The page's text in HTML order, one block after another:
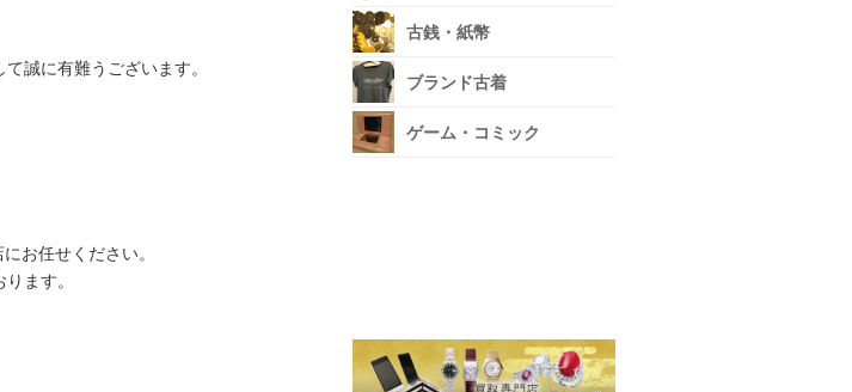
誠に有難うございます。
お任せください。
ます。
古銭・紙幣
ブランド古着
ゲーム・コミック